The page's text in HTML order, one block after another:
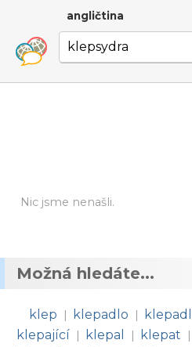
angličtina
Nic jsme nenašli.
Možná hledáte...
klep | klepadlo |
klepající | klepal | klepat |